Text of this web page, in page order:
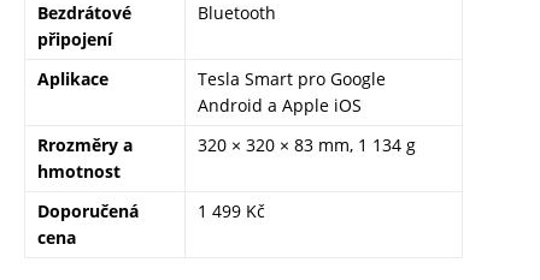
Bezdrátové
připojení
Bluetooth
Aplikace
Tesla Smart pro Google
Android a Apple iOS
Rrozměry a
hmotnost
320 × 320 × 83 mm, 1 134 g
Doporučená
cena
1 499 Kč